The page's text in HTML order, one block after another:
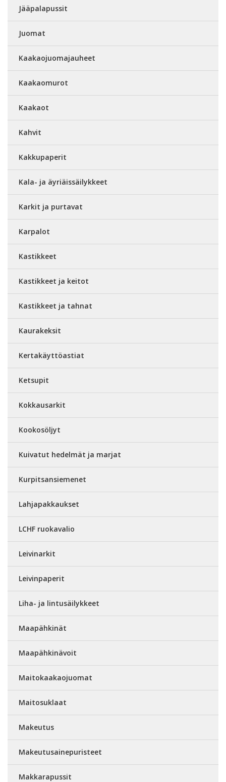
Jääpalapussit
Juomat
Kaakaojuomajauheet
Kaakaomurot
Kaakaot
Kahvit
Kakkupaperit
Kala- ja äyriäissäilykkeet
Karkit ja purtavat
Karpalot
Kastikkeet
Kastikkeet ja keitot
Kastikkeet ja tahnat
Kaurakeksit
Kertakäyttöastiat
Ketsupit
Kokkausarkit
Kookosöljyt
Kuivatut hedelmät ja marjat
Kurpitsansiemenet
Lahjapakkaukset
LCHF ruokavalio
Leivinarkit
Leivinpaperit
Liha- ja lintusäilykkeet
Maapähkinät
Maapähkinävoit
Maitokaakaojuomat
Maitosuklaat
Makeutus
Makeutusainepuristeet
Makkarapussit